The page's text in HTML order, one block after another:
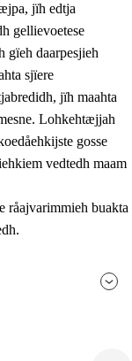
jïh edtja
gellievoetese
gïeh daarpesjieh
sjïere
jïh maahta
Lohkehtæjjah
gosse
vedtedh maam
råajvarimmieh buakta